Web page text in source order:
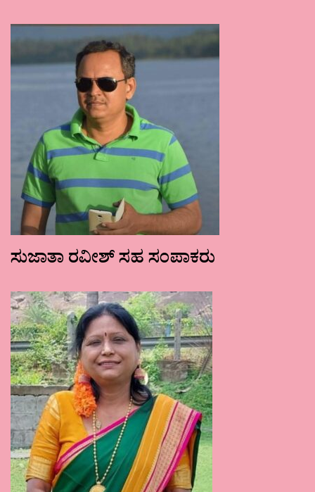
ಸುಜಾತಾ ರವೀಶ್ ಸಹ ಸಂಪಾಕರು